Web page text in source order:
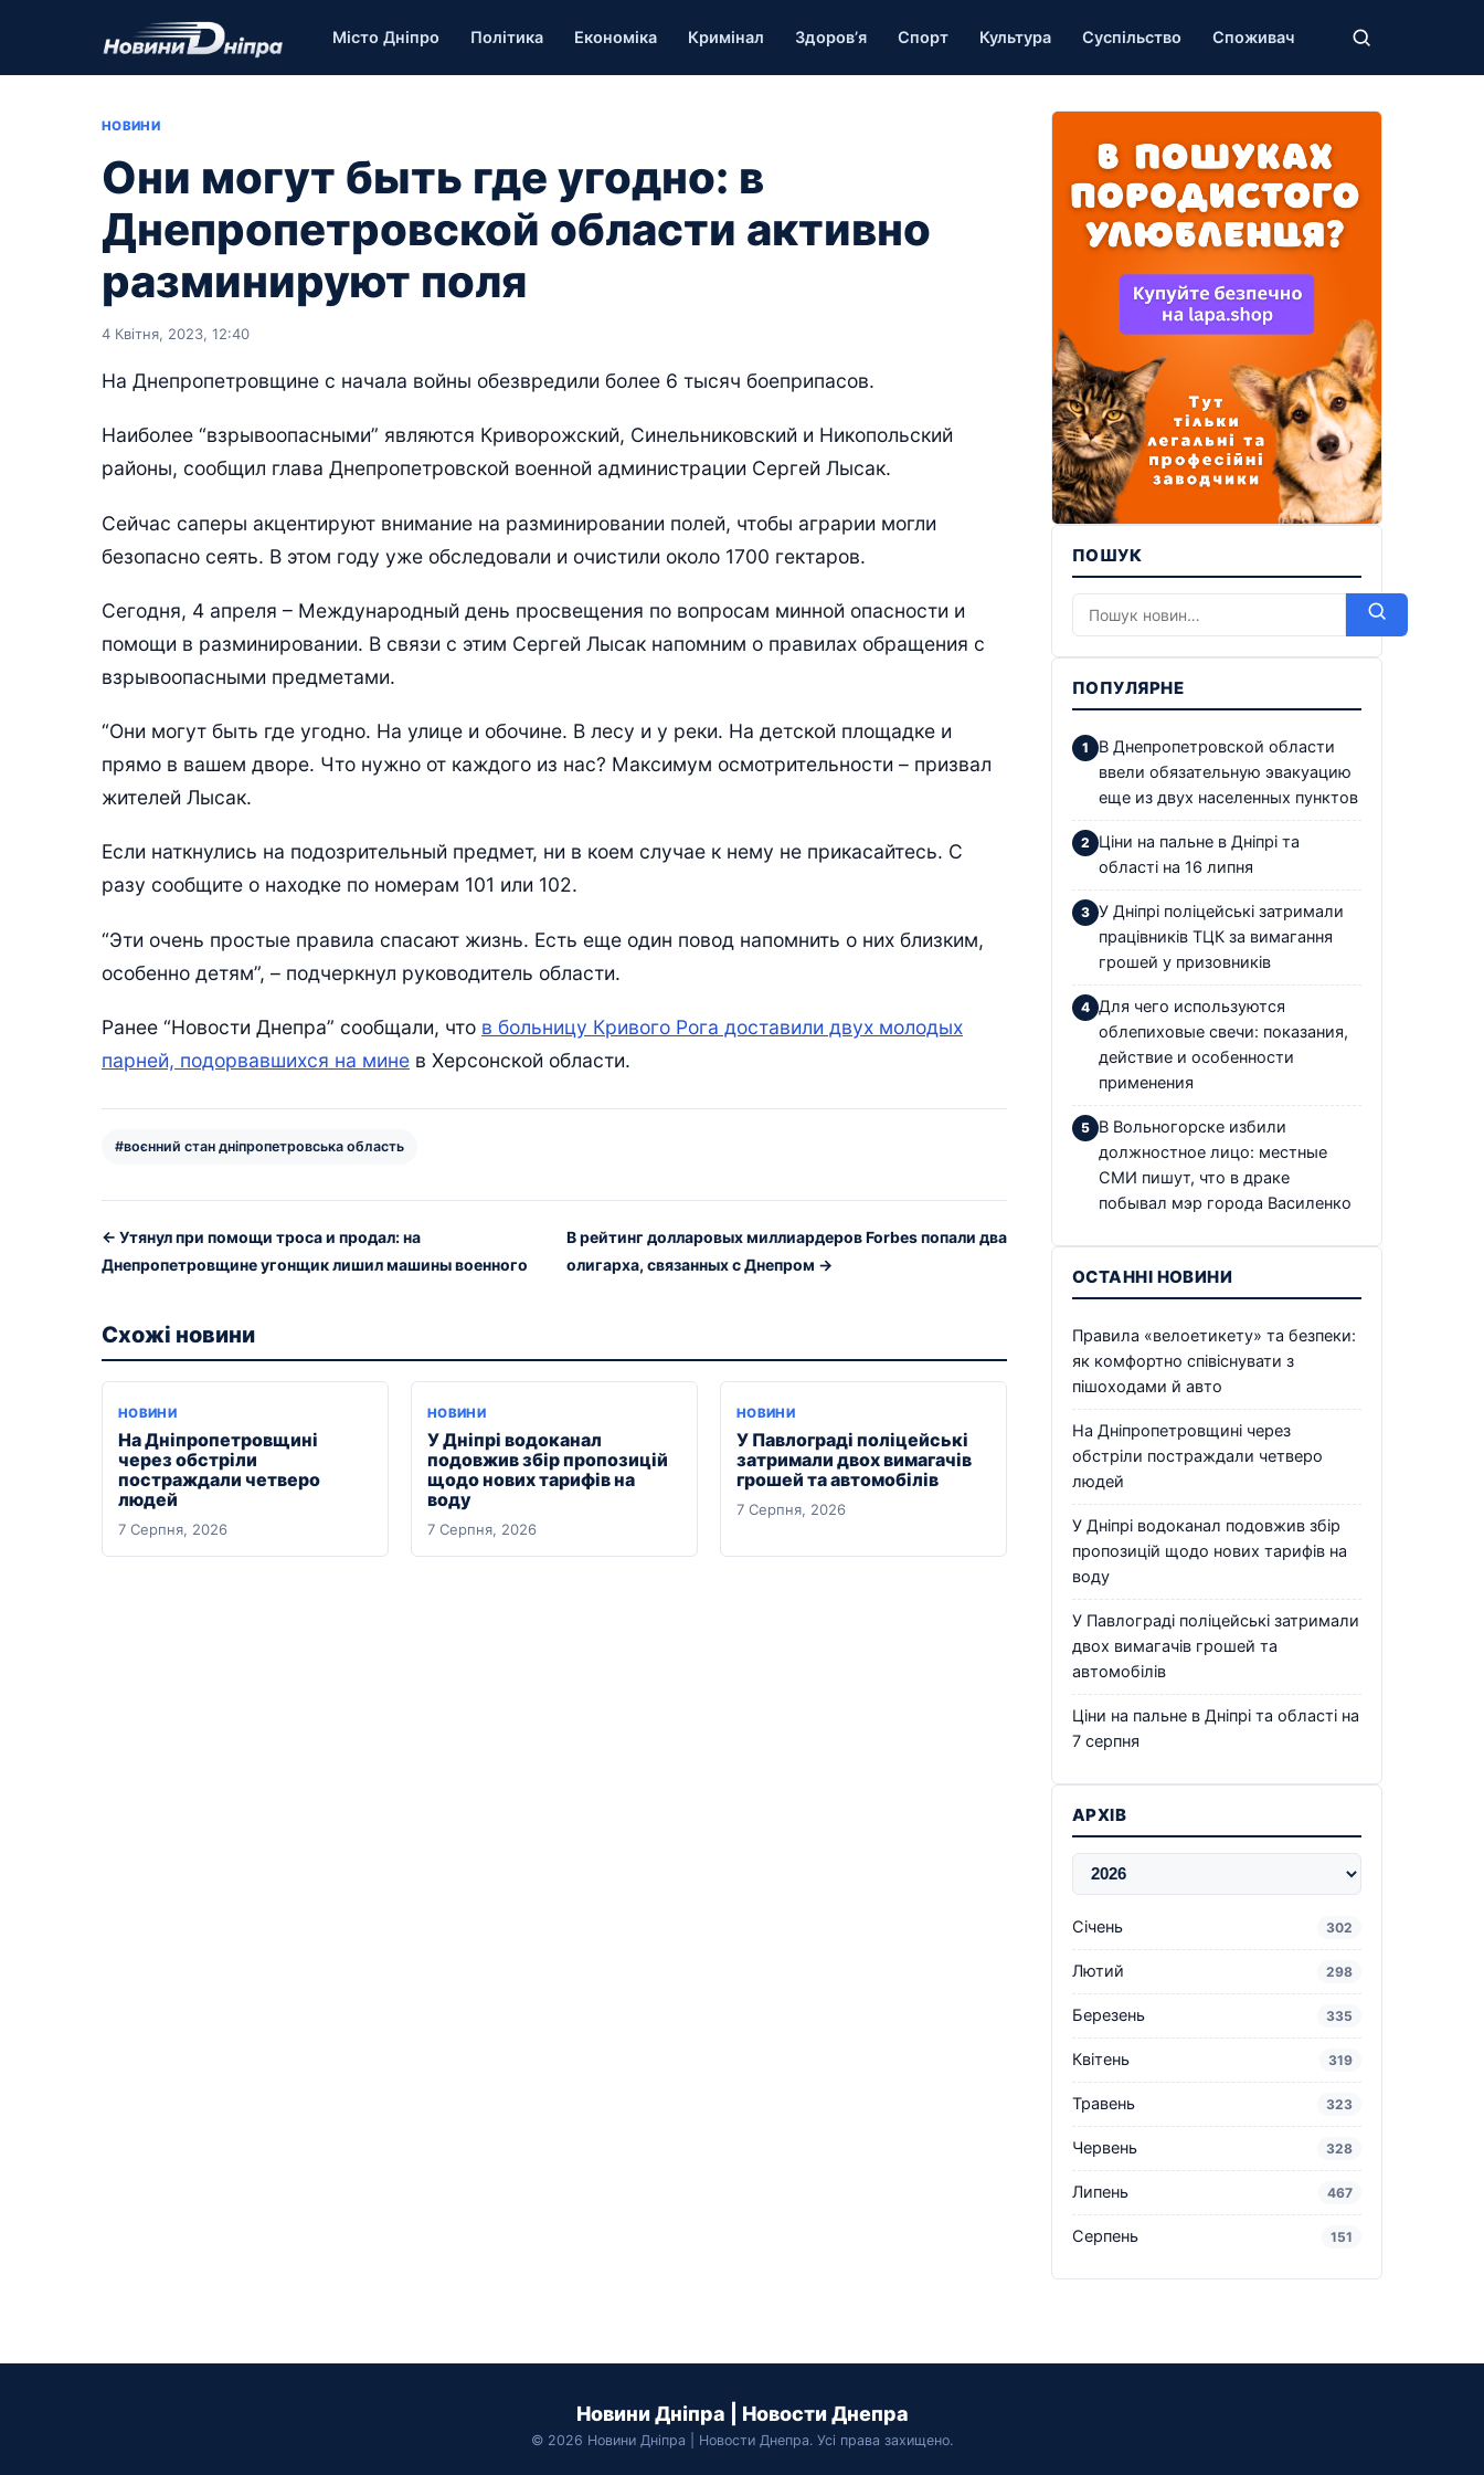
Місто Дніпро Політика Економіка Кримінал Здоров’я Спорт Культура Суспільство Споживач
НОВИНИ
Они могут быть где угодно: в
Днепропетровской области активно
разминируют поля
4 Квітня, 2023, 12:40
На Днепропетровщине с начала войны обезвредили более 6 тысяч боеприпасов.
Наиболее “взрывоопасными” являются Криворожский, Синельниковский и Никопольский
районы, сообщил глава Днепропетровской военной администрации Сергей Лысак.
Сейчас саперы акцентируют внимание на разминировании полей, чтобы аграрии могли
безопасно сеять. В этом году уже обследовали и очистили около 1700 гектаров.
Сегодня, 4 апреля – Международный день просвещения по вопросам минной опасности и
помощи в разминировании. В связи с этим Сергей Лысак напомним о правилах обращения с
взрывоопасными предметами.
“Они могут быть где угодно. На улице и обочине. В лесу и у реки. На детской площадке и
прямо в вашем дворе. Что нужно от каждого из нас? Максимум осмотрительности – призвал
жителей Лысак.
Если наткнулись на подозрительный предмет, ни в коем случае к нему не прикасайтесь. С
разу сообщите о находке по номерам 101 или 102.
“Эти очень простые правила спасают жизнь. Есть еще один повод напомнить о них близким,
особенно детям”, – подчеркнул руководитель области.
Ранее “Новости Днепра” сообщали, что в больницу Кривого Рога доставили двух молодых
парней, подорвавшихся на мине в Херсонской области.
#воєнний стан дніпропетровська область
← Утянул при помощи троса и продал: на
Днепропетровщине угонщик лишил машины военного
В рейтинг долларовых миллиардеров Forbes попали два
олигарха, связанных с Днепром →
Схожі новини
НОВИНИ
На Дніпропетровщині
через обстріли
постраждали четверо
людей
7 Серпня, 2026
НОВИНИ
У Дніпрі водоканал
подовжив збір пропозицій
щодо нових тарифів на
воду
7 Серпня, 2026
НОВИНИ
У Павлограді поліцейські
затримали двох вимагачів
грошей та автомобілів
7 Серпня, 2026
ПОШУК
ПОПУЛЯРНЕ
В Днепропетровской области
ввели обязательную эвакуацию
еще из двух населенных пунктов
Ціни на пальне в Дніпрі та
області на 16 липня
У Дніпрі поліцейські затримали
працівників ТЦК за вимагання
грошей у призовників
Для чего используются
облепиховые свечи: показания,
действие и особенности
применения
В Вольногорске избили
должностное лицо: местные
СМИ пишут, что в драке
побывал мэр города Василенко
ОСТАННІ НОВИНИ
Правила «велоетикету» та безпеки:
як комфортно співіснувати з
пішоходами й авто
На Дніпропетровщині через
обстріли постраждали четверо
людей
У Дніпрі водоканал подовжив збір
пропозицій щодо нових тарифів на
воду
У Павлограді поліцейські затримали
двох вимагачів грошей та
автомобілів
Ціни на пальне в Дніпрі та області на
7 серпня
АРХІВ
Січень 302
Лютий 298
Березень 335
Квітень 319
Травень 323
Червень 328
Липень 467
Серпень 151
Новини Дніпра | Новости Днепра
© 2026 Новини Дніпра | Новости Днепра. Усі права захищено.